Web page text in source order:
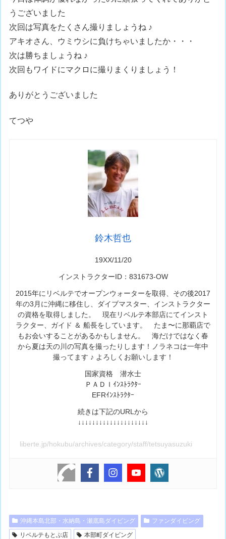
うございました
次回は写真をたくさん撮りましょうね ♪
アキオさん、ウミウシに負けちゃいましたか・・・
次は勝ちましょうね ♪
次回もワイドにマクロに撮りまくりましょう！
ありがとうございました
てつや
鈴木哲也
19XX/11/20
インストラクターID：831673-OW
2015年にリベルテでオープンウォーターを取得、その後2017
年の3月に沖縄に移住し、ダイブマスター、インストラクター
の資格を取得しました。 現在リベルテ本部店にてインスト
ラクター、ガイド ＆ 船長をしています。 たま〜に那覇店で
もお会いすることがあるかもしません。 海だけではなく春
から夏は天の川の写真を撮ったりします！ノラネコは一年中
撮ってます ♪ よろしくお願いします！
国家資格 潜水士
ＰＡＤＩｲﾝｽﾄﾗｸﾀｰ
EFRｲﾝｽﾄﾗｸﾀｰ
続きは下記のURLから
↓↓↓↓↓↓↓↓↓↓↓↓↓↓↓↓↓↓↓↓
liberte.jp/hokubu/archives/category/staff/tetsuyasuzuki
沖縄本島北部・水納島・瀬底島ダイビング
ファンダイビング
リベルテもとぶ店
本部町ダイビング